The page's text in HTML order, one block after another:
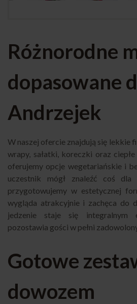
Różnorodne
dopasowane
Andrzejek
W naszej ofercie znajdują się lekkie
wrapy, sałatki, koreczki oraz
oferujemy opcje wegetariańskie i
uczestnik mógł znaleźć coś
przygotowujemy w estetycznej
wygląda atrakcyjnie i zachęca do
jedzenie staje się integralnym
pozostawia gości w pełni
Gotowe
dowozem